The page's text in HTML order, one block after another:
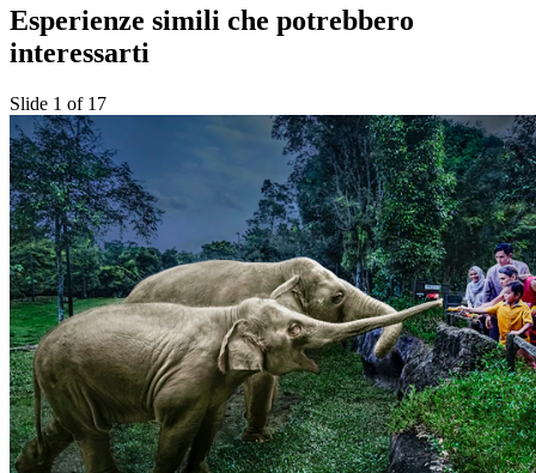
Esperienze simili che potrebbero
interessarti
Slide 1 of 17